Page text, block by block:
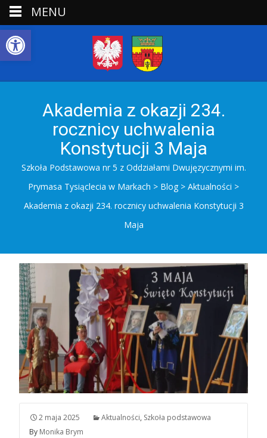
Open toolbar
Akademia z okazji 234.
rocznicy uchwalenia
Konstytucji 3 Maja
Szkoła Podstawowa nr 5 z Oddziałami Dwujęzycznymi im.
Prymasa Tysiąclecia w Markach > Blog > Aktualności >
Akademia z okazji 234. rocznicy uchwalenia Konstytucji 3
Maja
2 maja 2025 Aktualności, Szkoła podstawowa
By Monika Brym
MENU